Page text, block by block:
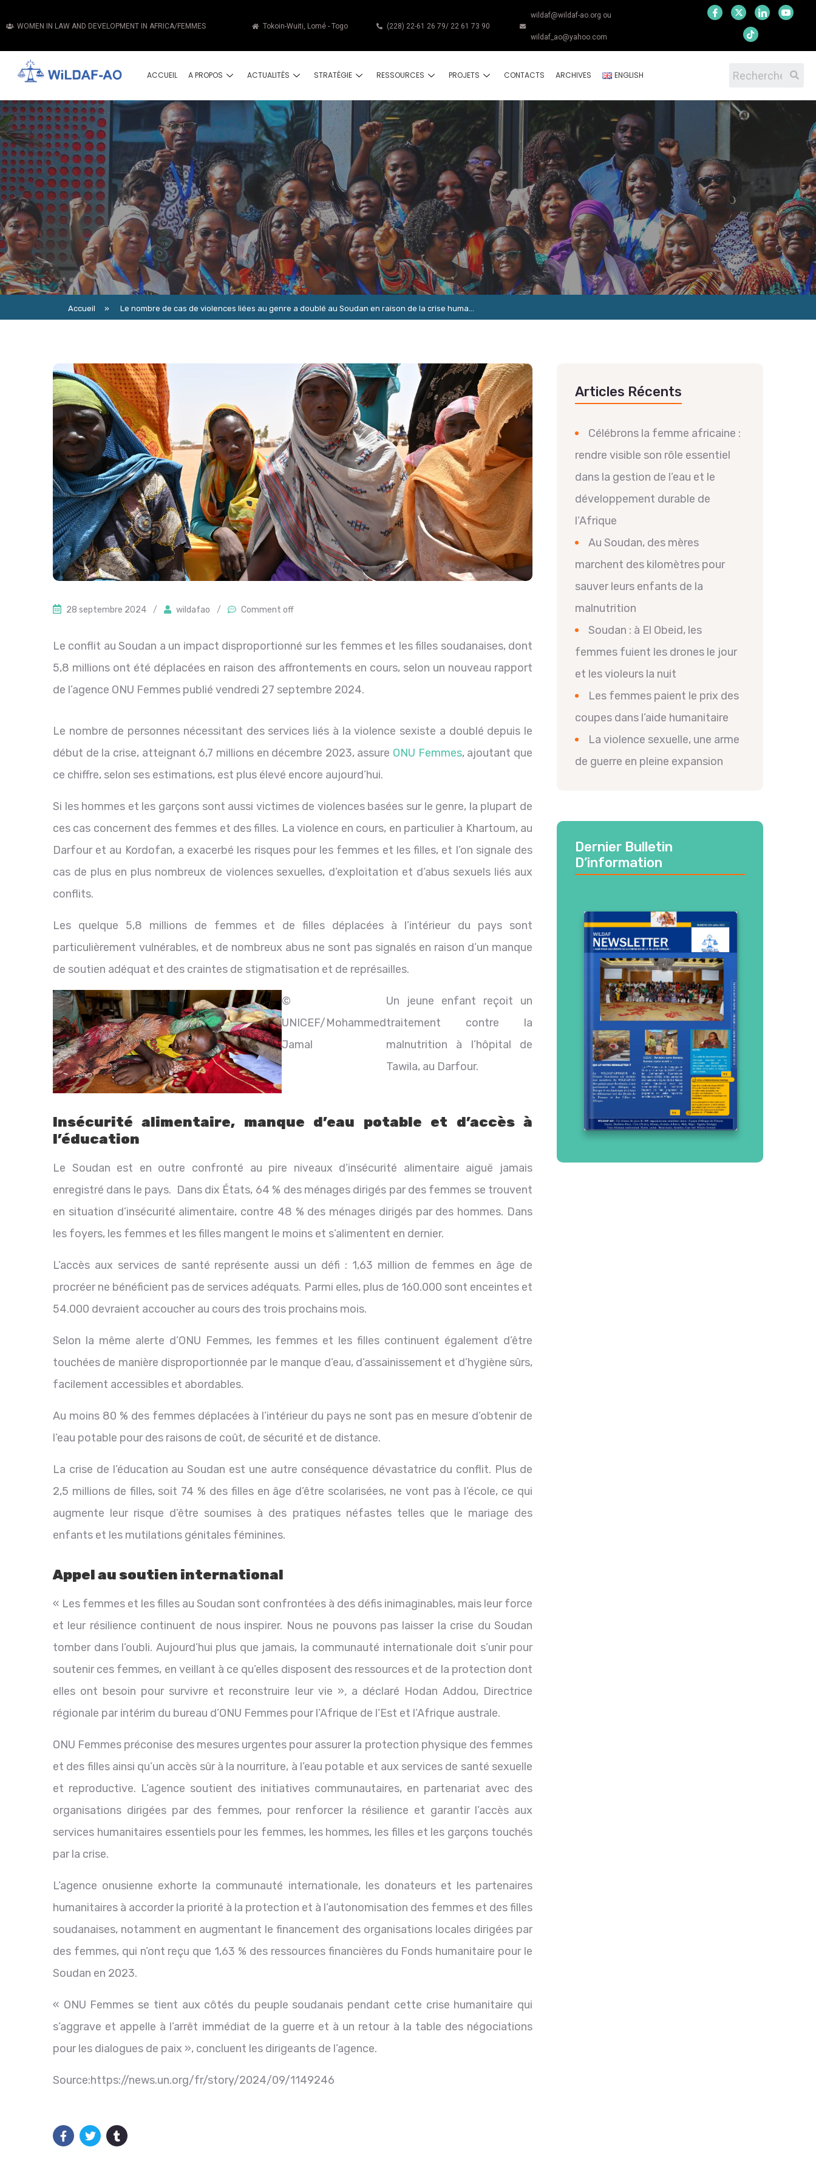
WOMEN IN LAW AND DEVELOPMENT IN AFRICA/FEMMES Tokoin-Wuiti, Lomé - Togo (228) 22-61 26 79/ 22 61 73 90
wildaf@wildaf-ao.org ou
wildaf_ao@yahoo.com
ACCUEIL A PROPOS ACTUALITÉS STRATÉGIE RESSOURCES PROJETS CONTACTS ARCHIVES ENGLISH
Accueil » Le nombre de cas de violences liées au genre a doublé au Soudan en raison de la crise huma...
28 septembre 2024 / wildafao / Comment off
Le conflit au Soudan a un impact disproportionné sur les femmes et les filles soudanaises, dont
5,8 millions ont été déplacées en raison des affrontements en cours, selon un nouveau rapport
de l’agence ONU Femmes publié vendredi 27 septembre 2024.
Le nombre de personnes nécessitant des services liés à la violence sexiste a doublé depuis le
début de la crise, atteignant 6,7 millions en décembre 2023, assure ONU Femmes, ajoutant que
ce chiffre, selon ses estimations, est plus élevé encore aujourd’hui.
Si les hommes et les garçons sont aussi victimes de violences basées sur le genre, la plupart de
ces cas concernent des femmes et des filles. La violence en cours, en particulier à Khartoum, au
Darfour et au Kordofan, a exacerbé les risques pour les femmes et les filles, et l’on signale des
cas de plus en plus nombreux de violences sexuelles, d’exploitation et d’abus sexuels liés aux
conflits.
Les quelque 5,8 millions de femmes et de filles déplacées à l’intérieur du pays sont
particulièrement vulnérables, et de nombreux abus ne sont pas signalés en raison d’un manque
de soutien adéquat et des craintes de stigmatisation et de représailles.
©
UNICEF/Mohammed
Jamal
Un jeune enfant reçoit un
traitement contre la
malnutrition à l’hôpital de
Tawila, au Darfour.
Insécurité alimentaire, manque d’eau potable et d’accès à
l’éducation
Le Soudan est en outre confronté au pire niveaux d’insécurité alimentaire aiguë jamais
enregistré dans le pays. Dans dix États, 64 % des ménages dirigés par des femmes se trouvent
en situation d’insécurité alimentaire, contre 48 % des ménages dirigés par des hommes. Dans
les foyers, les femmes et les filles mangent le moins et s’alimentent en dernier.
L’accès aux services de santé représente aussi un défi : 1,63 million de femmes en âge de
procréer ne bénéficient pas de services adéquats. Parmi elles, plus de 160.000 sont enceintes et
54.000 devraient accoucher au cours des trois prochains mois.
Selon la même alerte d’ONU Femmes, les femmes et les filles continuent également d’être
touchées de manière disproportionnée par le manque d’eau, d’assainissement et d’hygiène sûrs,
facilement accessibles et abordables.
Au moins 80 % des femmes déplacées à l’intérieur du pays ne sont pas en mesure d’obtenir de
l’eau potable pour des raisons de coût, de sécurité et de distance.
La crise de l’éducation au Soudan est une autre conséquence dévastatrice du conflit. Plus de
2,5 millions de filles, soit 74 % des filles en âge d’être scolarisées, ne vont pas à l’école, ce qui
augmente leur risque d’être soumises à des pratiques néfastes telles que le mariage des
enfants et les mutilations génitales féminines.
Appel au soutien international
« Les femmes et les filles au Soudan sont confrontées à des défis inimaginables, mais leur force
et leur résilience continuent de nous inspirer. Nous ne pouvons pas laisser la crise du Soudan
tomber dans l’oubli. Aujourd’hui plus que jamais, la communauté internationale doit s’unir pour
soutenir ces femmes, en veillant à ce qu’elles disposent des ressources et de la protection dont
elles ont besoin pour survivre et reconstruire leur vie », a déclaré Hodan Addou, Directrice
régionale par intérim du bureau d’ONU Femmes pour l’Afrique de l’Est et l’Afrique australe.
ONU Femmes préconise des mesures urgentes pour assurer la protection physique des femmes
et des filles ainsi qu’un accès sûr à la nourriture, à l’eau potable et aux services de santé sexuelle
et reproductive. L’agence soutient des initiatives communautaires, en partenariat avec des
organisations dirigées par des femmes, pour renforcer la résilience et garantir l’accès aux
services humanitaires essentiels pour les femmes, les hommes, les filles et les garçons touchés
par la crise.
L’agence onusienne exhorte la communauté internationale, les donateurs et les partenaires
humanitaires à accorder la priorité à la protection et à l’autonomisation des femmes et des filles
soudanaises, notamment en augmentant le financement des organisations locales dirigées par
des femmes, qui n’ont reçu que 1,63 % des ressources financières du Fonds humanitaire pour le
Soudan en 2023.
« ONU Femmes se tient aux côtés du peuple soudanais pendant cette crise humanitaire qui
s’aggrave et appelle à l’arrêt immédiat de la guerre et à un retour à la table des négociations
pour les dialogues de paix », concluent les dirigeants de l’agence.
Source:https://news.un.org/fr/story/2024/09/1149246
Articles Récents
Célébrons la femme africaine :
rendre visible son rôle essentiel
dans la gestion de l’eau et le
développement durable de
l’Afrique
Au Soudan, des mères
marchent des kilomètres pour
sauver leurs enfants de la
malnutrition
Soudan : à El Obeid, les
femmes fuient les drones le jour
et les violeurs la nuit
Les femmes paient le prix des
coupes dans l’aide humanitaire
La violence sexuelle, une arme
de guerre en pleine expansion
Dernier Bulletin
D’information